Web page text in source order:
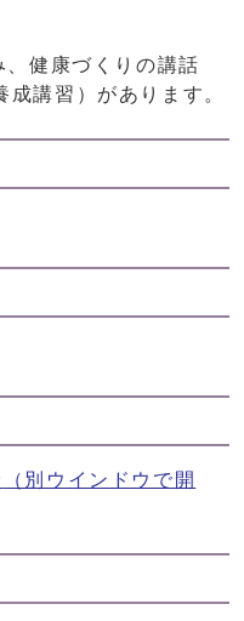
健康づくりの講話
成講習）があります。
（別ウインドウで開